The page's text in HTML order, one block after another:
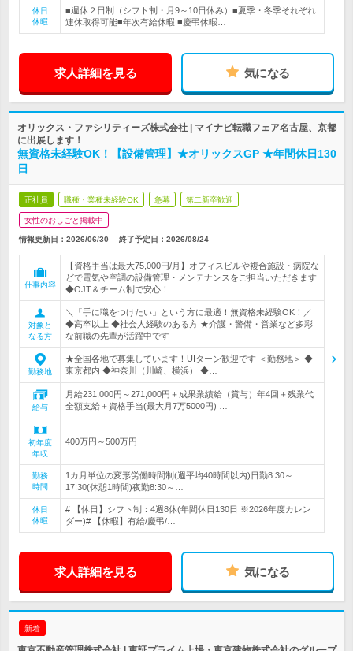
休日
休暇
■週休２日制（シフト制・月9～10日休み）■夏季・冬季それぞれ
連休取得可能■年次有給休暇 ■慶弔休暇…
求人詳細を見る 気になる
オリックス・ファシリティーズ株式会社 | マイナビ転職フェア名古屋、京都
に出展します！
無資格未経験OK！【設備管理】★オリックスGP ★年間休日130
日
正社員 職種・業種未経験OK 急募 第二新卒歓迎
女性のおしごと掲載中
情報更新日：2026/06/30 終了予定日： 2026/08/24
仕事内容
【資格手当は最大75,000円/月】オフィスビルや複合施設・病院な
どで電気や空調の設備管理・メンテナンスをご担当いただきます
◆OJT＆チーム制で安心！
対象と
なる方
＼「手に職をつけたい」という方に最適！無資格未経験OK！／
◆高卒以上 ◆社会人経験のある方 ★介護・警備・営業など多彩
な前職の先輩が活躍中です
勤務地
★全国各地で募集しています！UIターン歓迎です ＜勤務地＞ ◆
東京都内 ◆神奈川（川崎、横浜） ◆…
給与
月給231,000円～271,000円＋成果業績給（賞与）年4回＋残業代
全額支給＋資格手当(最大月7万5000円) …
初年度
年収
400万円～500万円
勤務
時間
1カ月単位の変形労働時間制(週平均40時間以内)日勤8:30～
17:30(休憩1時間)夜勤8:30～…
休日
休暇
# 【休日】シフト制：4週8休(年間休日130日 ※2026年度カレン
ダー)# 【休暇】有給/慶弔/…
求人詳細を見る 気になる
新着